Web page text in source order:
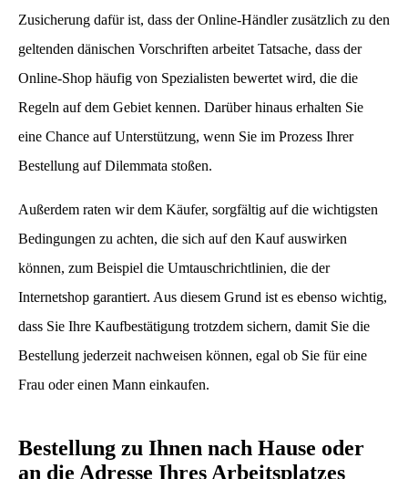
Zusicherung dafür ist, dass der Online-Händler zusätzlich zu den
geltenden dänischen Vorschriften arbeitet Tatsache, dass der
Online-Shop häufig von Spezialisten bewertet wird, die die
Regeln auf dem Gebiet kennen. Darüber hinaus erhalten Sie
eine Chance auf Unterstützung, wenn Sie im Prozess Ihrer
Bestellung auf Dilemmata stoßen.
Außerdem raten wir dem Käufer, sorgfältig auf die wichtigsten
Bedingungen zu achten, die sich auf den Kauf auswirken
können, zum Beispiel die Umtauschrichtlinien, die der
Internetshop garantiert. Aus diesem Grund ist es ebenso wichtig,
dass Sie Ihre Kaufbestätigung trotzdem sichern, damit Sie die
Bestellung jederzeit nachweisen können, egal ob Sie für eine
Frau oder einen Mann einkaufen.
Bestellung zu Ihnen nach Hause oder
an die Adresse Ihres Arbeitsplatzes